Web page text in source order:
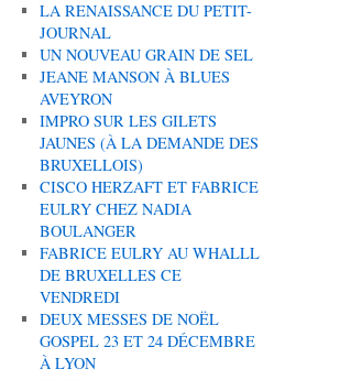
LA RENAISSANCE DU PETIT-
JOURNAL
UN NOUVEAU GRAIN DE SEL
JEANE MANSON À BLUES
AVEYRON
IMPRO SUR LES GILETS
JAUNES (À LA DEMANDE DES
BRUXELLOIS)
CISCO HERZAFT ET FABRICE
EULRY CHEZ NADIA
BOULANGER
FABRICE EULRY AU WHALLL
DE BRUXELLES CE
VENDREDI
DEUX MESSES DE NOËL
GOSPEL 23 ET 24 DÉCEMBRE
À LYON